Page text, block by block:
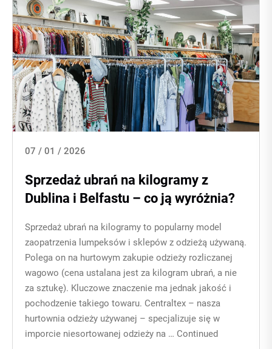
07 / 01 / 2026
Sprzedaż ubrań na kilogramy z
Dublina i Belfastu – co ją wyróżnia?
Sprzedaż ubrań na kilogramy to popularny model
zaopatrzenia lumpeksów i sklepów z odzieżą używaną.
Polega on na hurtowym zakupie odzieży rozliczanej
wagowo (cena ustalana jest za kilogram ubrań, a nie
za sztukę). Kluczowe znaczenie ma jednak jakość i
pochodzenie takiego towaru. Centraltex – nasza
hurtownia odzieży używanej – specjalizuje się w
imporcie niesortowanej odzieży na … Continued